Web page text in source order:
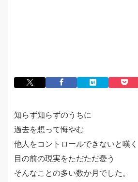
知らず知らずのうちに
過去を想って悔やむ
他人をコントロールできないと嘆く
目の前の現実をただただ憂う
そんなことの多い数か月でした。